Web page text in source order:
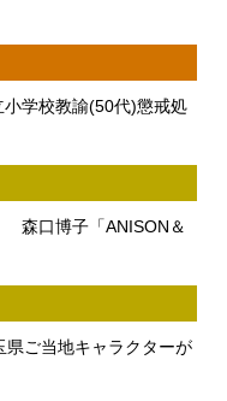
学校教諭(50代)懲戒処
森口博子「ANISON＆
ご当地キャラクターが